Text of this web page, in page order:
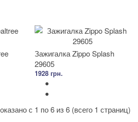
Зажигалка Zippo Splash
29605
1928 грн.
с 1 по 6 из 6 (всего 1 страниц)